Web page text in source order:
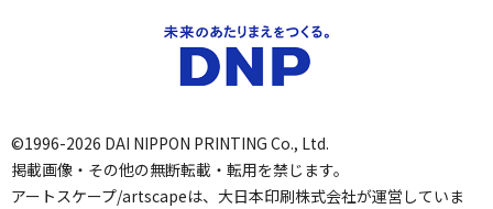
©1996-2026 DAI NIPPON PRINTING Co., Ltd.
掲載画像・その他の無断転載・転用を禁じます。
アートスケープ/artscapeは、大日本印刷株式会社が運営していま